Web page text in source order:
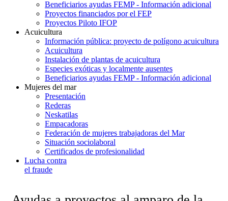
Beneficiarios ayudas FEMP - Información adicional
Proyectos financiados por el FEP
Proyectos Piloto IFOP
Acuicultura
Información pública: proyecto de polígono acuicultura
Acuicultura
Instalación de plantas de acuicultura
Especies exóticas y localmente ausentes
Beneficiarios ayudas FEMP - Información adicional
Mujeres del mar
Presentación
Rederas
Neskatilas
Empacadoras
Federación de mujeres trabajadoras del Mar
Situación sociolaboral
Certificados de profesionalidad
Lucha contra
el fraude